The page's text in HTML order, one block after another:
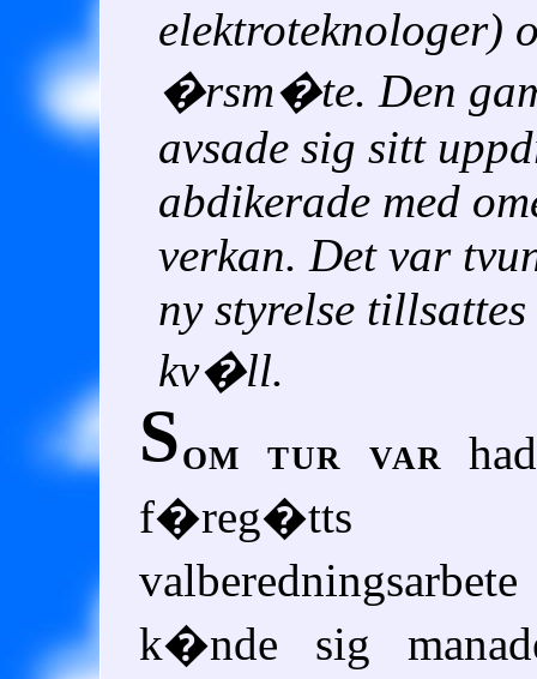
elektroteknologer)
�rsm�te. Den
avsade sig sitt
abdikerade med
verkan. Det var
ny styrelse tillsattes
kv�ll.
Som tur var
k�nde sig